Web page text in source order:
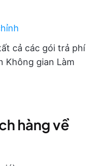
cả các gói trả phí
Không gian Làm
hàng về